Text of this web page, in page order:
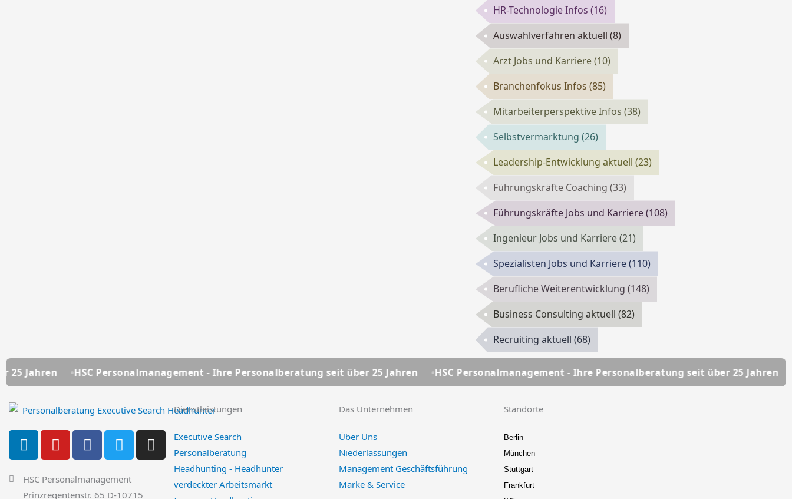
HR-Technologie Infos (16)
Auswahlverfahren aktuell (8)
Arzt Jobs und Karriere(10)
Branchenfokus Infos (85)
Mitarbeiterperspektive Infos (38)
Selbstvermarktung (26)
Leadership-Entwicklung aktuell (23)
Führungskräfte Coaching (33)
Führungskräfte Jobs und Karriere(108)
Ingenieur Jobs und Karriere(21)
Spezialisten Jobs und Karriere(110)
Berufliche Weiterentwicklung (148)
Business Consulting aktuell (82)
Recruiting aktuell (68)
Personalmanagement - Ihre Personalberatung seit über 25 Jahren HSC Personalmanagement - Ihre Personalberatung seit über 25 Jahren HSC
L
i
n
k
Y
o
u
t
F
a
c
e
T
w
i
t
I
n
s
HSC Personalmanagement
Prinzregentenstr. 65 D-10715
Dienstleistungen
Executive Search
Personalberatung
Headhunting - Headhunter
verdeckter Arbeitsmarkt
Das Unternehmen
Über Uns
Niederlassungen
Management Geschäftsführung
Marke & Service
Standorte
Berlin
München
Stuttgart
Frankfurt